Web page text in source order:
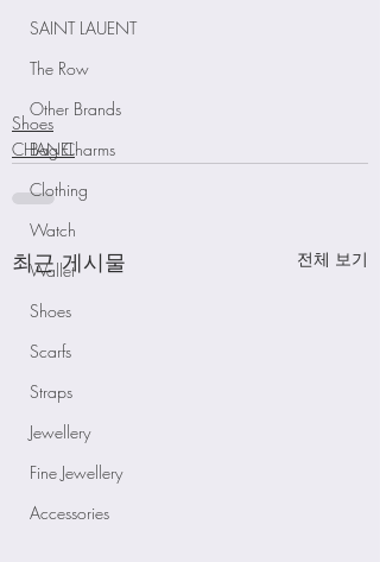
SAINT LAUENT
The Row
Other Brands
Bag Charms
Clothing
Watch
Wallet
Shoes
Scarfs
Straps
Jewellery
Fine Jewellery
Accessories
Shoes
CHANEL
최근 게시물 전체 보기